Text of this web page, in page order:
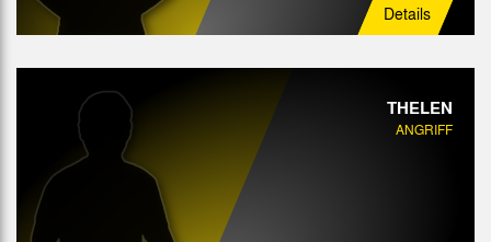
Details
THELEN
ANGRIFF